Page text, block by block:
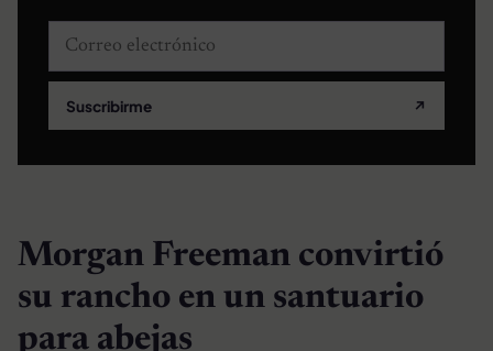
Correo electrónico
Suscribirme ↗
Morgan Freeman convirtió
su rancho en un santuario
para abejas